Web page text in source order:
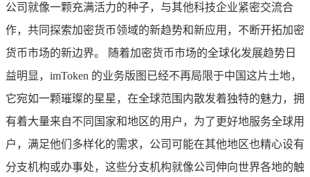
公司就像一颗充满活力的种子，与其他科技企业紧密交流合
作，共同探索加密货币领域的新趋势和新应用，不断开拓加密
货币市场的新边界。 随着加密货币市场的全球化发展趋势日
益明显，imToken 的业务版图已经不再局限于中国这片土地，
它宛如一颗璀璨的星星，在全球范围内散发着独特的魅力，拥
有着大量来自不同国家和地区的用户，为了更好地服务全球用
户，满足他们多样化的需求，公司可能在其他地区也精心设有
分支机构或办事处，这些分支机构就像公司伸向世界各地的触